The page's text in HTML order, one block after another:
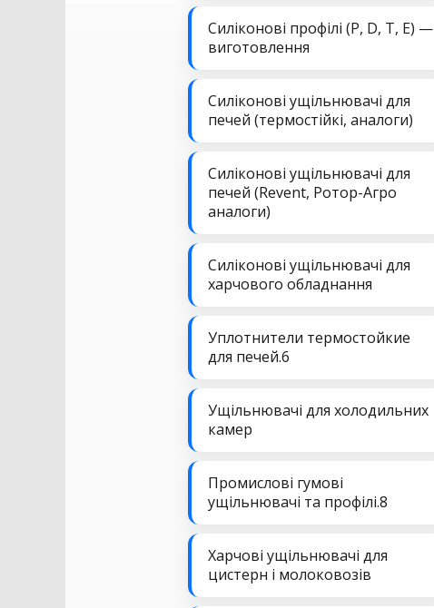
Силіконові профілі (P, D, T, E) —
виготовлення
Силіконові ущільнювачі для
печей (термостійкі, аналоги)
Силіконові ущільнювачі для
печей (Revent, Ротор-Агро
аналоги)
Силіконові ущільнювачі для
харчового обладнання
Уплотнители термостойкие
для печей.6
Ущільнювачі для холодильних
камер
Промислові гумові
ущільнювачі та профілі.8
Харчові ущільнювачі для
цистерн і молоковозів